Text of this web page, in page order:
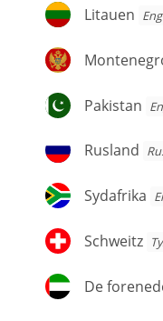
Litauen
Litauen
Montenegro
Pakistan
Pakistan
Rusland
Rusland
Sydafrika
Sydafrika
Schweitz
Schweitz
De